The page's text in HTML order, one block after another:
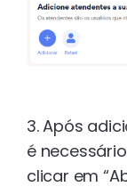
3. Após
é
clicar em